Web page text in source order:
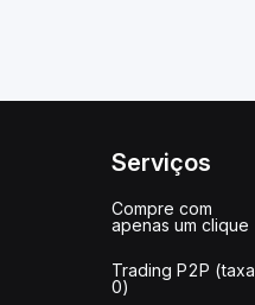
Serviços
Compre com
apenas um clique
Trading P2P (taxa
0)